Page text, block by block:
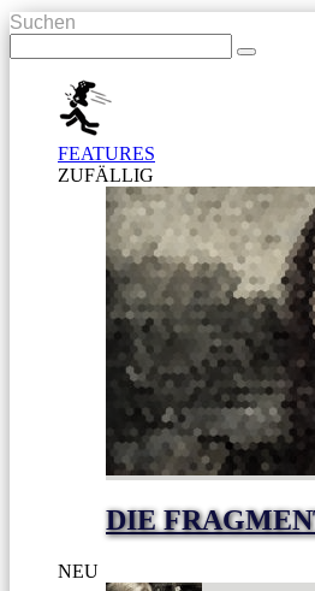
Suchen
FEATURES
ZUFÄLLIG
DIE
NEU